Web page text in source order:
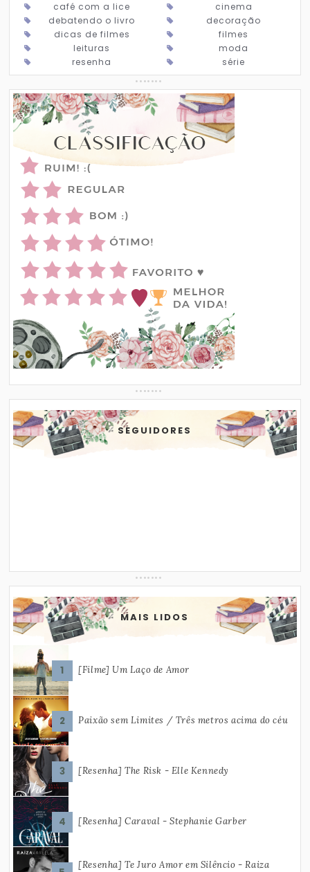
café com a lice
cinema
debatendo o livro
decoração
dicas de filmes
filmes
leituras
moda
resenha
série
SEGUIDORES
MAIS LIDOS
[Filme] Um Laço de Amor
Paixão sem Limites / Três metros acima do céu
[Resenha] The Risk - Elle Kennedy
[Resenha] Caraval - Stephanie Garber
[Resenha] Te Juro Amor em Silêncio - Raiza